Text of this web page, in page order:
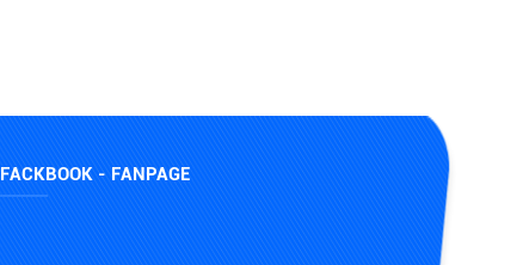
FACKBOOK - FANPAGE